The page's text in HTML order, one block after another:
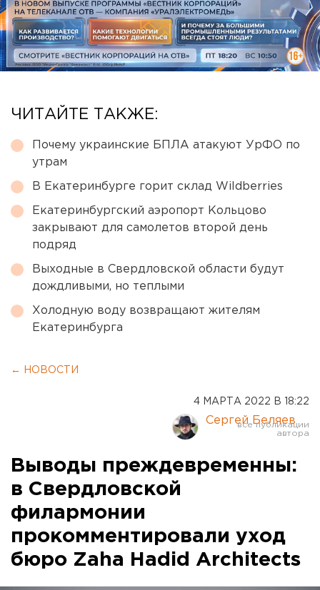
ЧИТАЙТЕ ТАКЖЕ:
Почему украинские БПЛА атакуют УрФО по
утрам
В Екатеринбурге горит склад Wildberries
Екатеринбургский аэропорт Кольцово
закрывают для самолетов второй день
подряд
Выходные в Свердловской области будут
дождливыми, но теплыми
Холодную воду возвращают жителям
Екатеринбурга
← НОВОСТИ
4 МАРТА 2022 В 18:22
Сергей Беляев
Выводы преждевременны:
в Свердловской
филармонии
прокомментировали уход
бюро Zaha Hadid Architects